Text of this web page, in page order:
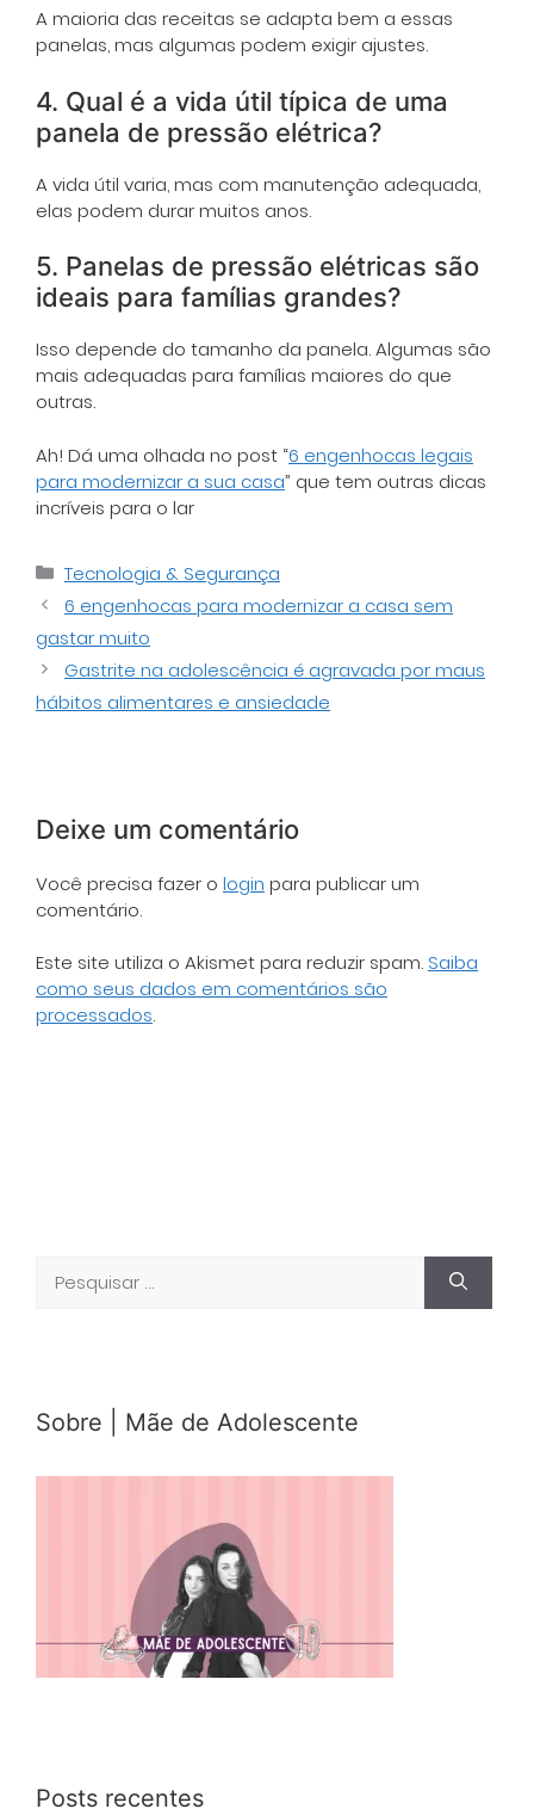
A maioria das receitas se adapta bem a essas
panelas, mas algumas podem exigir ajustes.
4. Qual é a vida útil típica de uma
panela de pressão elétrica?
A vida útil varia, mas com manutenção adequada,
elas podem durar muitos anos.
5. Panelas de pressão elétricas são
ideais para famílias grandes?
Isso depende do tamanho da panela. Algumas são
mais adequadas para famílias maiores do que
outras.
Ah! Dá uma olhada no post “6 engenhocas legais
para modernizar a sua casa” que tem outras dicas
incríveis para o lar
Categorias
Tecnologia & Segurança
6 engenhocas para modernizar a casa sem
gastar muito
Gastrite na adolescência é agravada por maus
hábitos alimentares e ansiedade
Deixe um comentário
Você precisa fazer o login para publicar um
comentário.
Este site utiliza o Akismet para reduzir spam. Saiba
como seus dados em comentários são
processados.
por:
Sobre | Mãe de Adolescente
Posts recentes